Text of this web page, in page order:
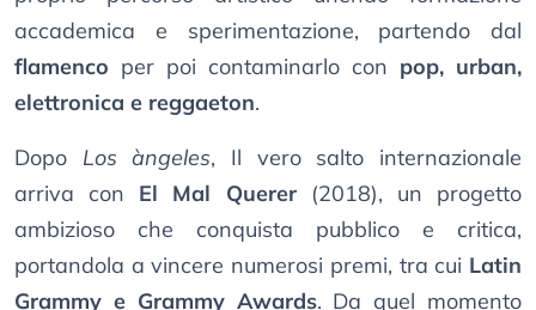
accademica e sperimentazione, partendo dal
flamenco per poi contaminarlo con pop, urban,
elettronica e reggaeton.
Dopo Los àngeles, Il vero salto internazionale
arriva con El Mal Querer(2018), un progetto
ambizioso che conquista pubblico e critica,
portandola a vincere numerosi premi, tra cui Latin
Grammy e Grammy Awards. Da quel momento